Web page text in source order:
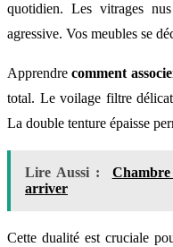
quotidien. Les vitrages
agressive. Vos meubles se
Apprendrecomment
total. Le voilage filtre
La double tenture épaisse
Lire Aussi :
arriver
Cette dualité est cruciale